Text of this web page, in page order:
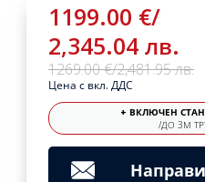
1199.00 €/
2,345.04 лв.
1269.00 €/2,481.95 лв.
Цена с вкл. ДДС
+ ВКЛЮЧЕН
/ДО 3М